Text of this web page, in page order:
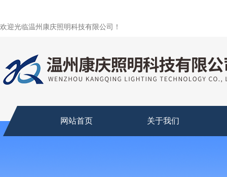
欢迎光临温州康庆照明科技有限公司！
网站首页 关于我们